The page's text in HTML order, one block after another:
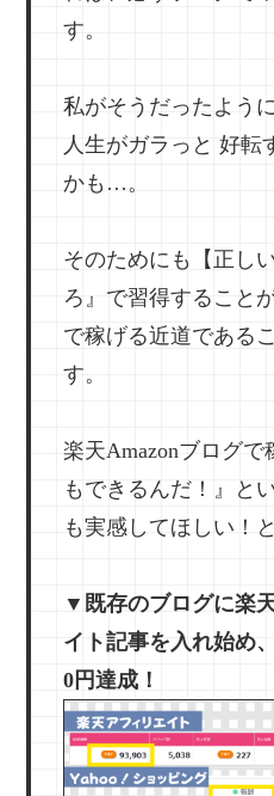
す。
私がそうだったよう
人生がガラっと 好転
かも…。
そのためにも【正し
ろ』で習得すること
で稼げる近道である
す。
楽天Amazonブログ
もできるんだ！』と
も実感してほしい！
▼既存のブログに楽
イト記事を入れ始め、
0円達成！